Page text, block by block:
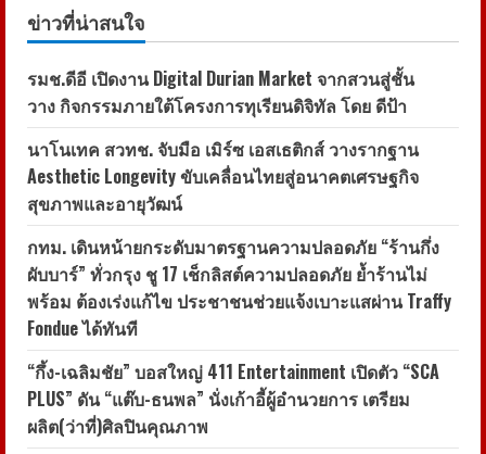
ข้าม
มหาวิทยาลัย
เตรียม
พร้อม
โลก
AI
และ
อนาคต
ข่าวที่น่าสนใจ
รมช.ดีอี เปิดงาน Digital Durian Market จากสวนสู่ชั้น
วาง กิจกรรมภายใต้โครงการทุเรียนดิจิทัล โดย ดีป้า
นาโนเทค สวทช. จับมือ เมิร์ซ เอสเธติกส์ วางรากฐาน
Aesthetic Longevity ขับเคลื่อนไทยสู่อนาคตเศรษฐกิจ
สุขภาพและอายุวัฒน์
กทม. เดินหน้ายกระดับมาตรฐานความปลอดภัย “ร้านกึ่ง
ผับบาร์” ทั่วกรุง ชู 17 เช็กลิสต์ความปลอดภัย ย้ำร้านไม่
พร้อม ต้องเร่งแก้ไข ประชาชนช่วยแจ้งเบาะแสผ่าน Traffy
Fondue ได้ทันที
“กึ้ง-เฉลิมชัย” บอสใหญ่ 411 Entertainment เปิดตัว “SCA
PLUS” ดัน “แต๊บ-ธนพล” นั่งเก้าอี้ผู้อำนวยการ เตรียม
ผลิต(ว่าที่)ศิลปินคุณภาพ